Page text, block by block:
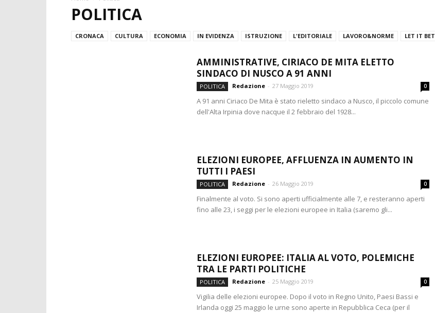
POLITICA
CRONACA CULTURA ECONOMIA IN EVIDENZA ISTRUZIONE L'EDITORIALE LAVORO&NORME LET IT BET
AMMINISTRATIVE, CIRIACO DE MITA ELETTO
SINDACO DI NUSCO A 91 ANNI
POLITICA Redazione - 27 Maggio 2019 0
A 91 anni Ciriaco De Mita è stato rieletto sindaco a Nusco, il piccolo comune
dell'Alta Irpinia dove nacque il 2 febbraio del 1928...
ELEZIONI EUROPEE, AFFLUENZA IN AUMENTO IN
TUTTI I PAESI
POLITICA Redazione - 26 Maggio 2019 0
Finalmente al voto. Si sono aperti ufficialmente alle 7, e resteranno aperti
fino alle 23, i seggi per le elezioni europee in Italia (saremo gli...
ELEZIONI EUROPEE: ITALIA AL VOTO, POLEMICHE
TRA LE PARTI POLITICHE
POLITICA Redazione - 25 Maggio 2019 0
Vigilia delle elezioni europee. Dopo il voto in Regno Unito, Paesi Bassi e
Irlanda oggi 25 maggio le urne sono aperte in Repubblica Ceca (per il